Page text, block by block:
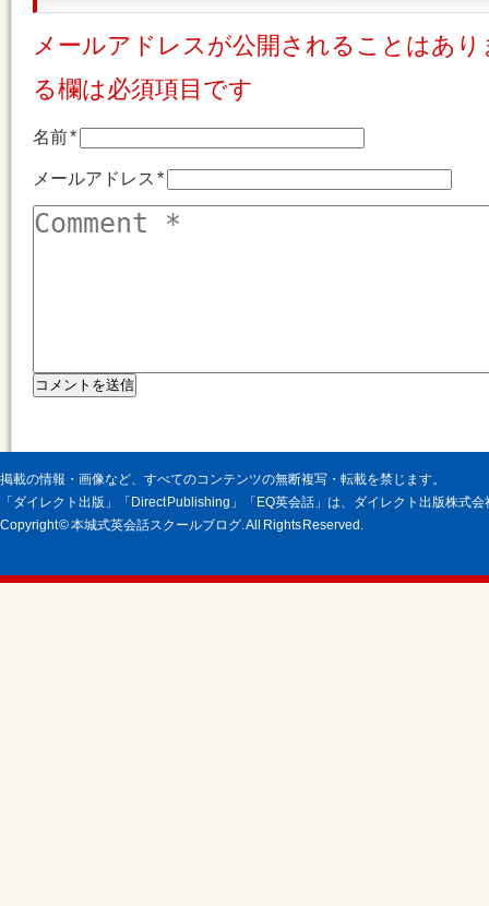
メールアドレスが公開されることはあ
る欄は必須項目です
名前*
メールアドレス*
掲載の情報・画像など、すべてのコンテンツの無断複写・転載を禁じます。
「ダイレクト出版」「Direct Publishing」「EQ英会話」は、ダイレクト出版株式
Copyright © 本城式英会話スクールブログ. All Rights Reserved.